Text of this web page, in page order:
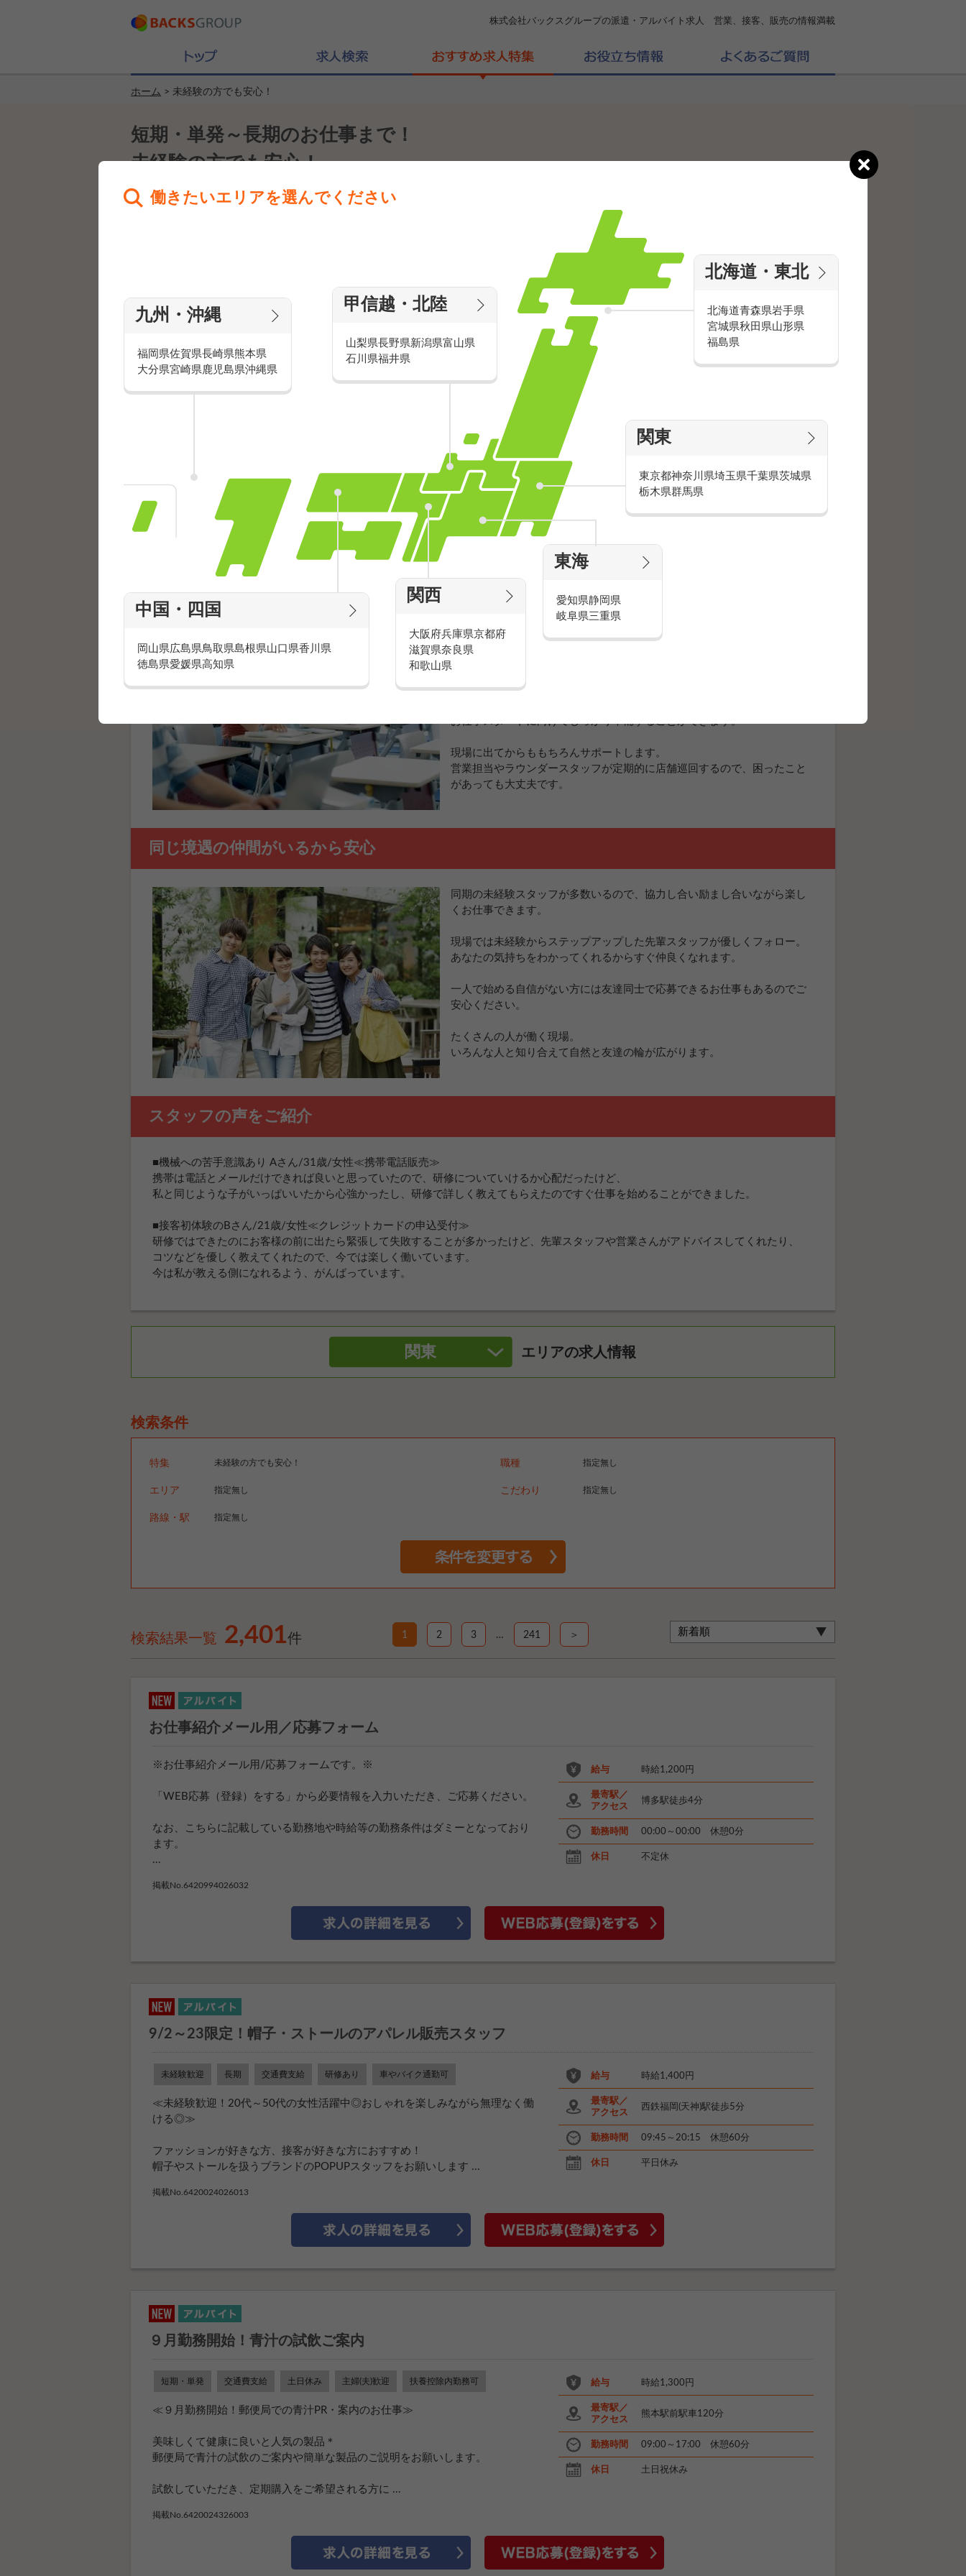
株式会社バックスグループの派遣・アルバイト求人 営業、接客、販売の情報満載
働きたいエリアを選んでください
北海道・東北
北海道青森県岩手県
宮城県秋田県山形県
福島県
関東
東京都神奈川県埼玉県千葉県茨城県
栃木県群馬県
東海
愛知県静岡県
岐阜県三重県
関西
大阪府兵庫県京都府
滋賀県奈良県
和歌山県
中国・四国
岡山県広島県鳥取県島根県山口県香川県
徳島県愛媛県高知県
九州・沖縄
福岡県佐賀県長崎県熊本県
大分県宮崎県鹿児島県沖縄県
甲信越・北陸
山梨県長野県新潟県富山県
石川県福井県
ホーム > 未経験の方でも安心！
短期・単発～長期のお仕事まで！
未経験の方でも安心！
未経験から始められるお仕事がたくさん！
新しいことにチャレンジするのは大変ですが、頑張った分充実感や達成感
が得られるお仕事がたくさんあります。
■週5日でしっかり稼ぎたい人向けの≪携帯販売≫や≪インターネットの加
■土日だけ働きたい人にオススメの≪携帯キャンペーン≫や≪クレジットカ
ードの申込受付≫
■夏休みだけ連休の間だけ働ける、期間限定の≪クレジットカードの申込受
付≫≪デジカメ・ビデオカメラの販売≫≪アパレルのお仕事≫
■お小遣い分だけ扶養控除内で働きたい人向けの≪サンプリング≫や≪美容
機器の販売促進≫
他にも色々あるから、あなたにピッタリのお仕事がきっと見つかります。
頑張るあなたを応援！研修やサポート体制が充実
商品のこと接客の仕方、最初はみんなわからず不安。
そんな不安を払拭する研修やサポート体制が整っています。
なのでほとんどの方が未経験からスタートしています。
商品の操作方法や勧め方が学べる研修、携帯の歴史やインターネットの基
お仕事スタートに向けてしっかり準備することができます。
現場に出てからももちろんサポートします。
営業担当やラウンダースタッフが定期的に店舗巡回するので、困ったこと
があっても大丈夫です。
同じ境遇の仲間がいるから安心
同期の未経験スタッフが多数いるので、協力し合い励まし合いながら楽し
くお仕事できます。
現場では未経験からステップアップした先輩スタッフが優しくフォロー。
あなたの気持ちをわかってくれるからすぐ仲良くなれます。
一人で始める自信がない方には友達同士で応募できるお仕事もあるのでご
安心ください。
たくさんの人が働く現場。
いろんな人と知り合えて自然と友達の輪が広がります。
スタッフの声をご紹介
■機械への苦手意識あり Aさん/31歳/女性≪携帯電話販売≫
携帯は電話とメールだけできれば良いと思っていたので、研修についていけるか心配だったけど、
私と同じような子がいっぱいいたから心強かったし、研修で詳しく教えてもらえたのですぐ仕事を始めることができました。
■接客初体験のBさん/21歳/女性≪クレジットカードの申込受付≫
研修ではできたのにお客様の前に出たら緊張して失敗することが多かったけど、先輩スタッフや営業さんがアドバイスしてくれたり、
コツなどを優しく教えてくれたので、今では楽しく働いています。
今は私が教える側になれるよう、がんばっています。
関東 エリアの求人情報
検索条件
特集 未経験の方でも安心！
エリア 指定無し
路線・駅 指定無し
職種 指定無し
こだわり 指定無し
検索結果一覧 2,401件 1 2 3 … 241 ＞
お仕事紹介メール用／応募フォーム
※お仕事紹介メール用/応募フォームです。※
「WEB応募（登録）をする」から必要情報を入力いただき、ご応募ください。
なお、こちらに記載している勤務地や時給等の勤務条件はダミーとなっており
ます。
...
掲載No.6420994026032
給与 時給1,200円
最寄駅／
アクセス
博多駅徒歩4分
勤務時間 00:00～00:00 休憩0分
休日 不定休
9/2～23限定！帽子・ストールのアパレル販売スタッフ
未経験歓迎 長期 交通費支給 研修あり 車やバイク通勤可
≪未経験歓迎！20代～50代の女性活躍中◎おしゃれを楽しみながら無理なく働
ける◎≫
ファッションが好きな方、接客が好きな方におすすめ！
帽子やストールを扱うブランドのPOPUPスタッフをお願いします ...
掲載No.6420024026013
給与 時給1,400円
最寄駅／
アクセス
西鉄福岡(天神)駅徒歩5分
勤務時間 09:45～20:15 休憩60分
休日 平日休み
９月勤務開始！青汁の試飲ご案内
短期・単発 交通費支給 土日休み 主婦(夫)歓迎 扶養控除内勤務可
≪９月勤務開始！郵便局での青汁PR・案内のお仕事≫
美味しくて健康に良いと人気の製品＊
郵便局で青汁の試飲のご案内や簡単な製品のご説明をお願いします。
試飲していただき、定期購入をご希望される方に ...
掲載No.6420024326003
給与 時給1,300円
最寄駅／
アクセス
熊本駅前駅車120分
勤務時間 09:00～17:00 休憩60分
休日 土日祝休み